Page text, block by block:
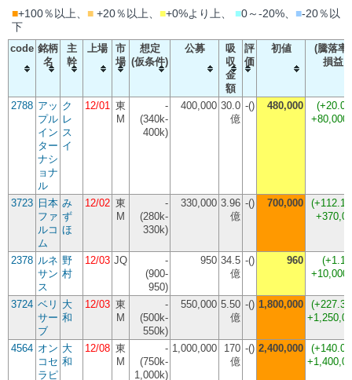
■+100％以上、 ■ +20％以上、 ■+0%より上、 ■0～-20%、 ■-20％以
下
code 銘柄
名
主
幹
上場
市
場
想定
(仮条件)
公募
吸
収
金
額
評
価
初値
(騰落率)
損益
2788 アッ
プル
イン
ター
ナシ
ョナ
ル
ク
レ
ス
イ
12/01 東
M
-
(340k-
400k)
400,000 30.0
億
-() 480,000 (
+80,000
3723 日本
ファ
ルコ
ム
み
ず
ほ
12/02 東
M
-
(280k-
330k)
330,000 3.96
億
-() 700,000 (
2378 ルネ
サン
ス
野
村
12/03 JQ
-
(900-
950)
950 34.5
億
-() 960 (
+10,000
3724 ベリ
サー
ブ
大
和
12/03 東
M
-
(500k-
550k)
550,000 5.50
億
-() 1,800,000 (
4564 オン
コセ
ラピ
大
和
12/08 東
M
-
(750k-
1,000k)
1,000,000
170
億
-() 2,400,000 (